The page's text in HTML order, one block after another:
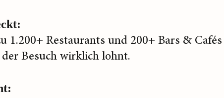
1.200+ Restaurants und 200+ Bars & Cafés
Besuch wirklich lohnt.